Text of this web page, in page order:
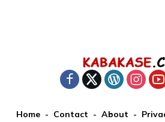
Home Contact About